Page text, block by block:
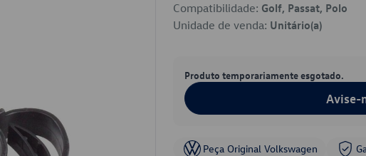
Compatibilidade: Golf, Passat, Polo
Unidade de venda: Unitário(a)
Produto temporariamente esgotado.
Avise-
Peça Original Volkswagen